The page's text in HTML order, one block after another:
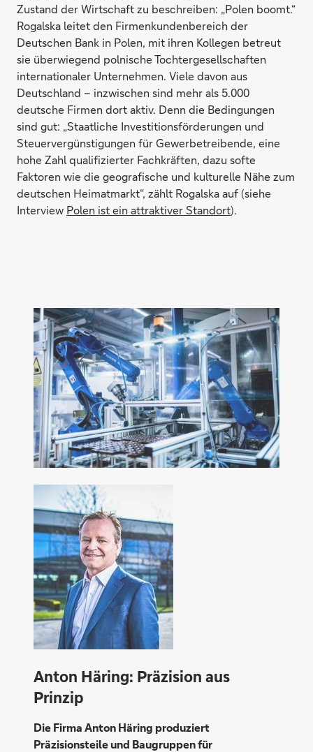
Zustand der Wirtschaft zu beschreiben: „Polen boomt.“
Rogalska leitet den Firmenkundenbereich der
Deutschen Bank in Polen, mit ihren Kollegen betreut
sie überwiegend polnische Tochtergesellschaften
internationaler Unternehmen. Viele davon aus
Deutschland – inzwischen sind mehr als 5.000
deutsche Firmen dort aktiv. Denn die Bedingungen
sind gut: „Staatliche Investitionsförderungen und
Steuervergünstigungen für Gewerbetreibende, eine
hohe Zahl qualifizierter Fachkräften, dazu softe
Faktoren wie die geografische und kulturelle Nähe zum
deutschen Heimatmarkt“, zählt Rogalska auf (siehe
Interview Polen ist ein attraktiver Standort).
Anton Häring: Präzision aus
Prinzip
Die Firma Anton Häring produziert
Präzisionsteile und Baugruppen für